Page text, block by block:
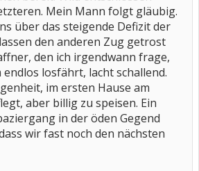
Mein Mann folgt gläubig.
über das steigende Defizit der
den anderen Zug getrost
den ich irgendwann frage,
losfährt, lacht schallend.
im ersten Hause am
aber billig zu speisen. Ein
in der öden Gegend
wir fast noch den nächsten